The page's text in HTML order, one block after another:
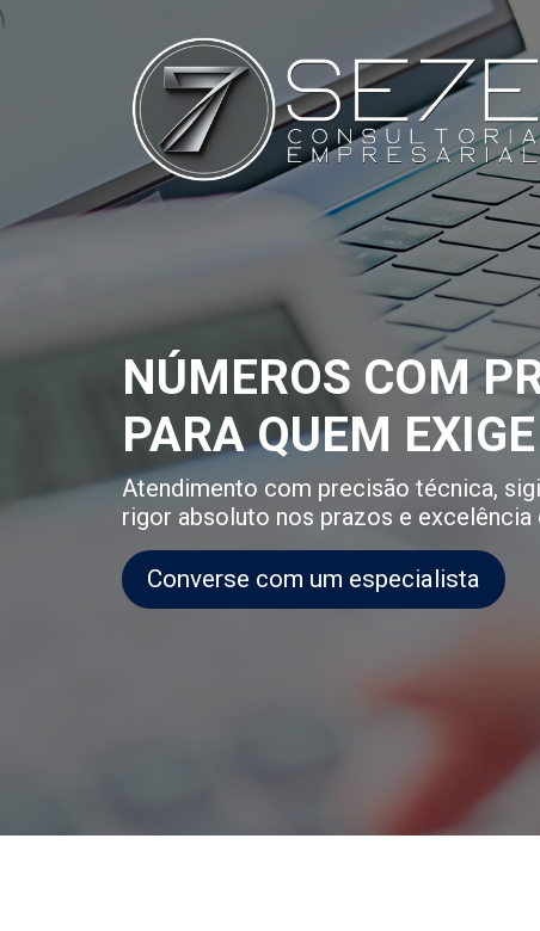
NÚMEROS COM
PARA QUEM
Atendimento com precisão técnica,
rigor absoluto nos prazos e
Converse com um especialista